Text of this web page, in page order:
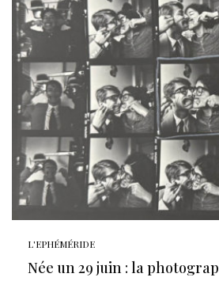
L'EPHÉMÉRIDE
Née un 29 juin : la